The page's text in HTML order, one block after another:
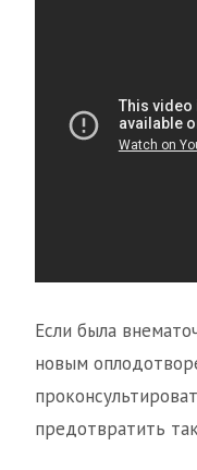
Если была
новым
предотвратить